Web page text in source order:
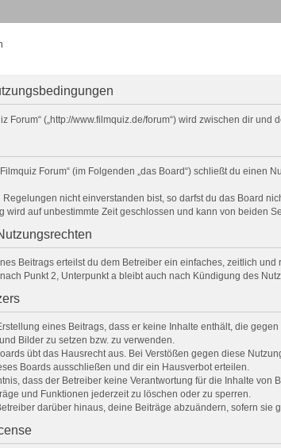
Forum“ („http://www.filmquiz.de/forum“) wird zwischen dir
Forum“ (im Folgenden „das Board“) schließt du
nicht einverstanden bist, so darfst du das Board
wird auf unbestimmte Zeit geschlossen und kann von beiden
Beitrags erteilst du dem Betreiber ein einfaches, zeitlich
Punkt 2, Unterpunkt a bleibt auch nach Kündigung des
eines Beitrags, dass er keine Inhalte enthält, die
Bilder zu setzen bzw. zu verwenden.
übt das Hausrecht aus. Bei Verstößen gegen diese
Boards ausschließen und dir ein Hausverbot erteilen.
dass der Betreiber keine Verantwortung für die Inhalte
und Funktionen jederzeit zu löschen oder zu sperren.
darüber hinaus, deine Beiträge abzuändern, sofern